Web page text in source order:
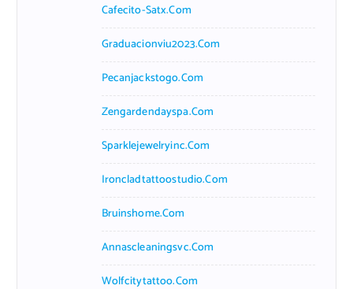
Cafecito-Satx.com
Graduacionviu2023.com
Pecanjackstogo.com
Zengardendayspa.com
Sparklejewelryinc.com
Ironcladtattoostudio.com
Bruinshome.com
Annascleaningsvc.com
Wolfcitytattoo.com